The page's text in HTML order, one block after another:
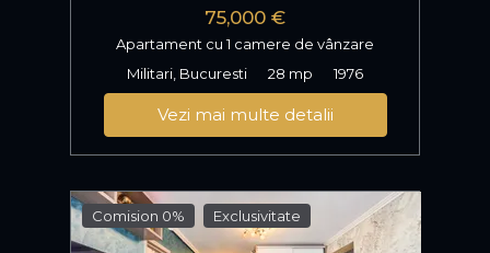
75,000 €
Apartament cu 1 camere de vânzare
Militari, Bucuresti
28 mp 1976
Vezi mai multe detalii
Comision 0% Exclusivitate